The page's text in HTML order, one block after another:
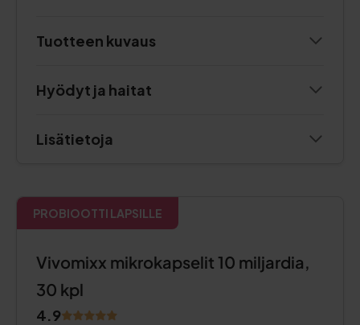
Tuotteen kuvaus
Hyödyt ja haitat
Lisätietoja
PROBIOOTTI LAPSILLE
Vivomixx mikrokapselit 10 miljardia,
30 kpl
4.9